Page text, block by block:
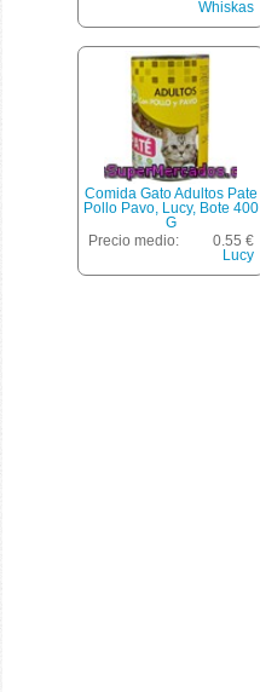
Whiskas
Comida Gato Adultos Pate
Pollo Pavo, Lucy, Bote 400
G
Precio medio:
0.55 €
Lucy